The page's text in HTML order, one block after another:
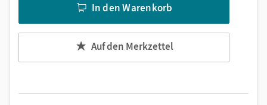
Kinderleichte Bedienung:In der intuitiv aufgebauten
Lernumgebung finden sich alle sofort zurecht.
Fördert eigenständiges Lernen:Nach der
Bearbeitung haben die Kinder die Möglichkeit, ihre
digitalen und gedruckten Materialien motiviert die
In den Warenkorb
Auf den Merkzettel